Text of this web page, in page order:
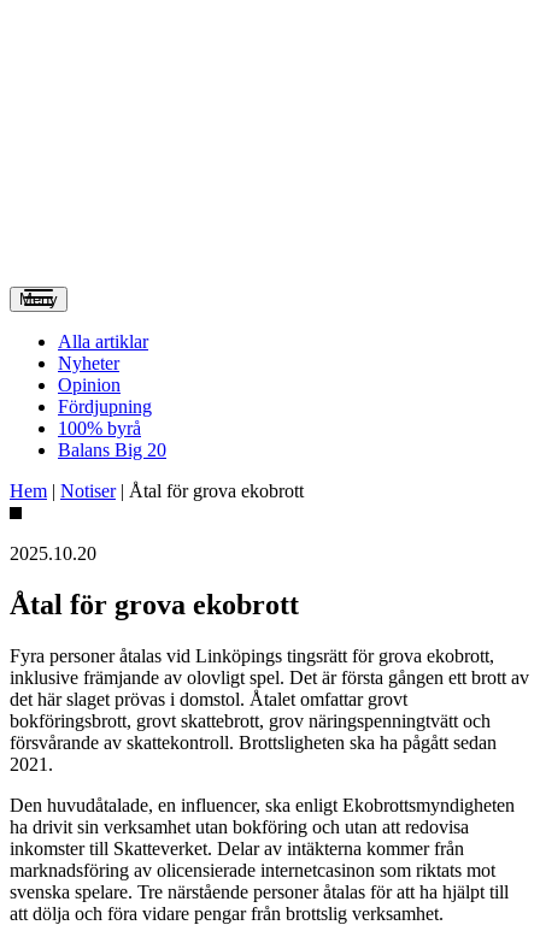
Meny
Alla artiklar
Nyheter
Opinion
Fördjupning
100% byrå
Balans Big 20
Hem | Notiser| Åtal för grova ekobrott
2025.10.20
Åtal för grova ekobrott
Fyra personer åtalas vid Linköpings tingsrätt för grova ekobrott,
inklusive främjande av olovligt spel. Det är första gången ett brott av
det här slaget prövas i domstol. Åtalet omfattar grovt
bokföringsbrott, grovt skattebrott, grov näringspenningtvätt och
försvårande av skattekontroll. Brottsligheten ska ha pågått sedan
2021.
Den huvudåtalade, en influencer, ska enligt Ekobrottsmyndigheten
ha drivit sin verksamhet utan bokföring och utan att redovisa
inkomster till Skatteverket. Delar av intäkterna kommer från
marknadsföring av olicensierade internetcasinon som riktats mot
svenska spelare. Tre närstående personer åtalas för att ha hjälpt till
att dölja och föra vidare pengar från brottslig verksamhet.